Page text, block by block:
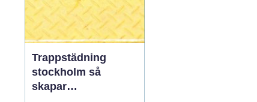
Trappstädning
stockholm så
skapar